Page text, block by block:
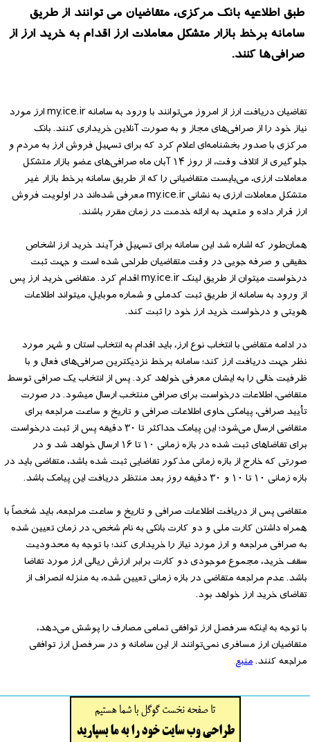
طبق اطلاعیه بانک مرکزی، متقاضیان می توانند از طریق
سامانه برخط بازار متشکل معاملات ارز اقدام به خرید ارز از
صرافی­‌ها کنند.
تقاضیان دریافت ارز از امروز می‌توانند با ورود به سامانه my.ice.ir ارز مورد
نیاز خود را از صرافی‌های مجاز و به صورت آنلاین خریداری کنند. بانک
مرکزی با صدور بخشنامه‌ای اعلام کرد که برای تسهیل فروش ارز به مردم و
جلوگیری از اتلاف وقت، از روز ۱۴ آبان ماه صرافی‌های عضو بازار متشکل
معاملات ارزی، می‌بایست متقاضیانی را که از طریق سامانه برخط بازار غیر
متشکل معاملات ارزی به نشانی my.ice.ir معرفی شده‌اند در اولویت فروش
ارز قرار داده و متعهد به ارائه خدمت در زمان مقرر باشند.
همان‌طور که اشاره شد این سامانه برای تسهیل فرآیند خرید ارز اشخاص
حقیقی و صرفه جویی در وقت متقاضیان طراحی شده است و جهت ثبت
درخواست می­توان از طریق لینک my.ice.ir اقدام کرد. متقاضی خرید ارز پس
از ورود به سامانه از طریق ثبت کدملی و شماره موبایل، می­تواند اطلاعات
هویتی و درخواست خرید ارز خود را ثبت کند.
در ادامه متقاضی با انتخاب نوع ارز، باید اقدام به انتخاب استان و شهر مورد
نظر جهت دریافت ارز کند؛ سامانه برخط نزدیک­ترین صرافی‌های فعال و با
ظرفیت خالی را به ایشان معرفی خواهد کرد. پس از انتخاب یک صرافی توسط
متقاضی، اطلاعات درخواست برای صرافی منتخب ارسال می­شود. در صورت
تأیید صرافی، پیامکی حاوی اطلاعات صرافی و تاریخ و ساعت مراجعه برای
متقاضی ارسال می‌شود؛ این پیامک حداکثر تا ۳۰ دقیقه پس از ثبت درخواست
برای تقاضاهای ثبت شده در بازه زمانی ۱۰ تا ۱۶ ارسال خواهد شد و در
صورتی که خارج از بازه زمانی مذکور تقاضایی ثبت شده باشد، متقاضی باید در
بازه زمانی ۱۰ تا ۱۰ و ۳۰ دقیقه روز بعد منتظر دریافت این پیامک باشد.
متقاضی پس از دریافت اطلاعات صرافی و تاریخ و ساعت مراجعه، باید شخصاً با
همراه داشتن کارت ملی و دو کارت بانکی به نام شخص، در زمان تعیین شده
به صرافی مراجعه و ارز مورد نیاز را خریداری کند؛ با توجه به محدودیت
سقف خرید، مجموع موجودی دو کارت برابر ارزش ریالی ارز مورد تقاضا
باشد. عدم مراجعه متقاضی در بازه زمانی تعیین شده، به منزله انصراف از
تقاضای خرید ارز خواهد بود.
با توجه به اینکه سرفصل ارز توافقی تمامی مصارف را پوشش می‌دهد،
متقاضیان ارز مسافری نمی‌توانند از این سامانه و در سرفصل ارز توافقی
مراجعه کنند.منبع